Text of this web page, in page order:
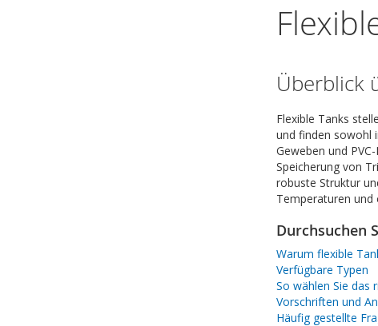
Überblick
Flexible Tanks
und finden sowohl
Geweben und
Speicherung von
robuste Struktur
Temperaturen und
Durchsuchen
Warum flexible
Verfügbare Typen
So wählen Sie das
Vorschriften und
Häufig gestellte